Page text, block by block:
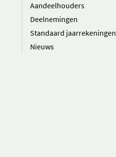
Aandeelhouders
Deelnemingen
Standaard jaarrekeningen
Nieuws